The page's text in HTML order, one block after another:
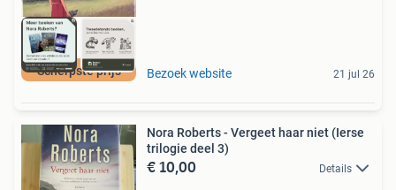
Scherpste prijs Bezoek website 21 jul 26
Nora Roberts - Vergeet haar niet (Ierse
trilogie deel 3)
€ 10,00 Details